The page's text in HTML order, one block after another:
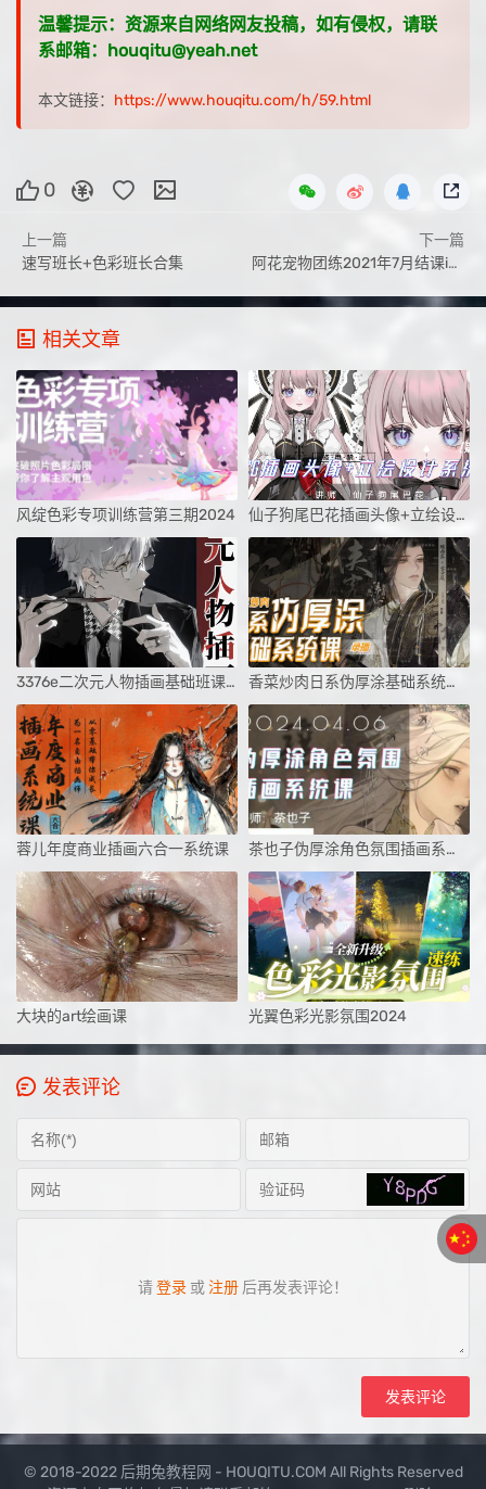
温馨提示：资源来自网络网友投稿，如有侵权，请联
系邮箱：houqitu@yeah.net
本文链接： https://www.houqitu.com/h/59.html
0
上一篇
速写班长+色彩班长合集
下一篇
阿花宠物团练2021年7月结课ipad插画课【画质高清有笔刷素材】
相关文章
风绽色彩专项训练营第三期2024 仙子狗尾巴花插画头像+立绘设计系统课第1期
3376e二次元人物插画基础班课程 香菜炒肉日系伪厚涂基础系统课第3期
蓉儿年度商业插画六合一系统课 茶也子伪厚涂角色氛围插画系统课第2期2024
大块的art绘画课 光翼色彩光影氛围2024
发表评论
请登录 或 注册 后再发表评论！
© 2018-2022 后期兔教程网 - HOUQITU.COM All Rights Reserved